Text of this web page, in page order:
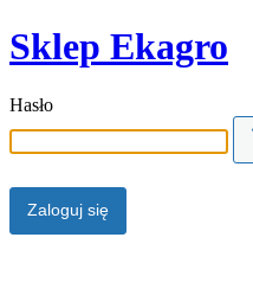
Sklep Ekagro
Hasło